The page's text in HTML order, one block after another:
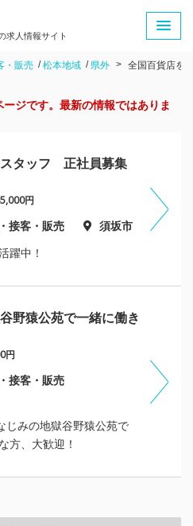
求人情報サイト
・販売 松本地域 県外 全国百貨店を
ジです。最新の情報ではありま
タッフ 正社員募集
円
接客・販売 須坂市
躍中！
野猿公苑で一緒に働き
円
接客・販売
じみの地獄谷野猿公苑で
方、大歓迎！